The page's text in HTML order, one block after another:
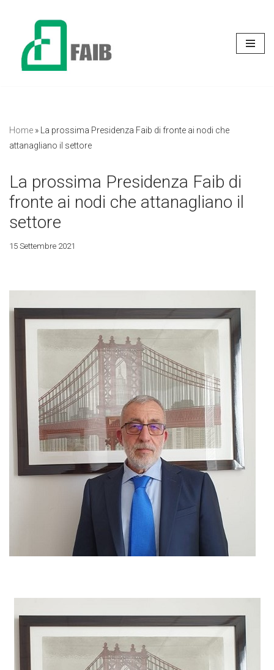
contenuto
Home » La prossima Presidenza Faib di fronte ai nodi che
attanagliano il settore
La prossima Presidenza Faib di
fronte ai nodi che attanagliano il
settore
15 Settembre 2021